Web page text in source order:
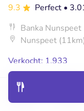
9.3
Perfect •
Banka Nunspeet
Nunspeet
Verkocht: 1.933